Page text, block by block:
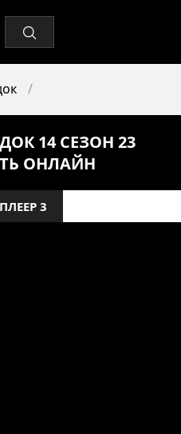
14 СЕЗОН 23
ОНЛАЙН
ПЛЕЕР 3